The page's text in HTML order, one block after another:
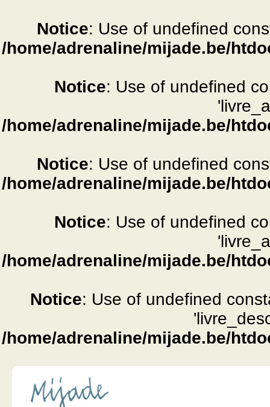
Notice: Use of undefined
/home/adrenaline/mijade.be/
Notice: Use of undefined
/home/adrenaline/mijade.be/
Notice: Use of undefined
/home/adrenaline/mijade.be/
Notice: Use of undefined
/home/adrenaline/mijade.be/
Notice: Use of undefined
/home/adrenaline/mijade.be/